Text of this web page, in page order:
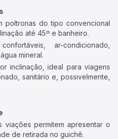
poltronas do tipo convencional
até 45º e banheiro.
ar-condicionado,
mineral.
inclinação, ideal para viagens
sanitário e, possivelmente,
viações permitem apresentar o
de retirada no guichê.